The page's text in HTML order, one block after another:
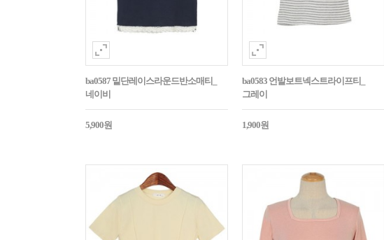
ba0587 밑단레이스라운드반소매티_
네이비
5,900원
ba0583 언발보트넥스트라이프티_
그레이
1,900원